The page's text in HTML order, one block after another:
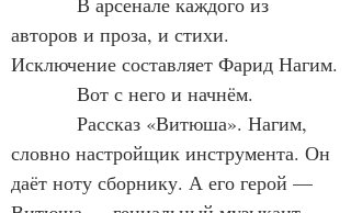
авторов и проза, и стихи.
Исключение составляет Фарид Нагим.
            Вот с него и начнём.
словно настройщик инструмента. Он
даёт ноту сборнику. А его герой —